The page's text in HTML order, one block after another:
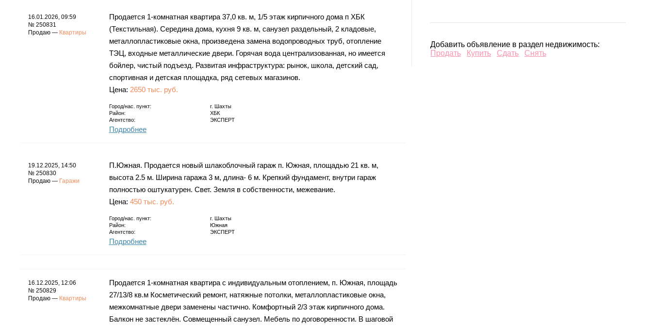
16.01.2026, 09:59
№ 250831
Продаю — Квартиры
Продается 1-комнатная квартира 37,0 кв. м, 1/5 этаж кирпичного дома п ХБК
(Текстильная). Середина дома, кухня 9 кв. м, санузел раздельный, 2 кладовые,
металлопластиковые окна, произведена замена водопроводных труб, отопление
ТЭЦ, входные металлические двери. Горячая вода централизованная, но имеется
бойлер, чистый подъезд. Развитая инфраструктура: рынок, школа, детский сад,
спортивная и детская площадка, ряд сетевых магазинов.
Цена: 2650 тыс. руб.
Город/нас. пункт: г. Шахты
Район:
ХБК
Агентство:
ЭКСПЕРТ
Подробнее
19.12.2025, 14:50
№ 250830
Продаю — Гаражи
П.Южная. Продается новый шлакоблочный гараж п. Южная, площадью 21 кв. м,
высота 2.5 м. Ширина гаража 3 м, длина- 6 м. Крепкий фундамент, внутри гараж
полностью оштукатурен. Свет. Земля в собственности, межевание.
Цена: 450 тыс. руб.
Город/нас. пункт: г. Шахты
Район:
Южная
Агентство:
ЭКСПЕРТ
Подробнее
16.12.2025, 12:06
№ 250829
Продаю — Квартиры
Продается 1-комнатная квартира с индивидуальным отоплением, п. Южная, площадь
27/13/8 кв.м Косметический ремонт, натяжные потолки, металлопластиковые окна,
межкомнатные двери заменены частично. Комфортный 2/3 этаж кирпичного дома.
Балкон не застеклён. Совмещенный санузел. Мебель по договоренности. В шаговой
Добавить объявление в раздел недвижимость:
Продать
Купить Сдать Снять